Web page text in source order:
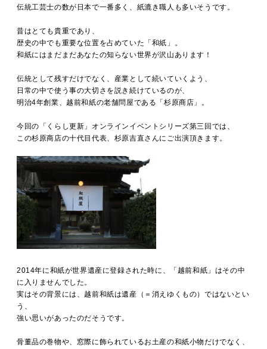
伝統工芸士の数が日本で一番多く、紙漉き職人も多いそうです。
昔はとても貴重であり、
歴史の中でも重要な位置を占めていた「和紙」。
和紙にはまだまだあなたの知らない世界が沢山あります！
伝統として残すだけでなく、産業として続いていくよう、
日常の中で使う事の大切さを説き続けているのが、
明治4年創業、越前和紙の老舗問屋である「杉原商店」。
今回の「くらし更新」オンラインイベントシリーズ第三回では、
この杉原商店の十代目代表、杉原吉直さんにご出演頂きます。
2014年に和紙が世界遺産に登録された時に、「越前和紙」はその中
に入りませんでした。
実はその背景には、越前和紙は遺産（＝消えゆくもの）ではないとい
う、
強い思いがあったのだそうです。
骨董品の巻物や、窓際に飾られているお土産の和紙小物だけでなく、